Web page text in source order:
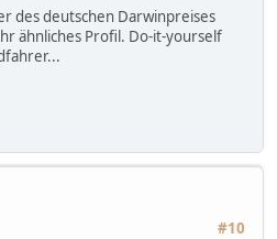
des deutschen Darwinpreises
ähnliches Profil. Do-it-yourself
#10